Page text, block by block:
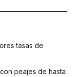
tasas de
peajes de hasta